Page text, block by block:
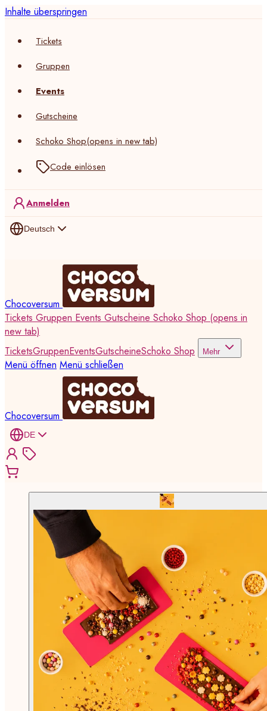
Inhalte überspringen
Tickets
Gruppen
Events
Gutscheine
Schoko Shop(opens in new tab)
Code einlösen
Anmelden
Deutsch
Chocoversum
Tickets Gruppen Events Gutscheine Schoko Shop (opens in
new tab)
TicketsGruppenEventsGutscheineSchoko Shop Mehr
Menü öffnen Menü schließen
Chocoversum
DE